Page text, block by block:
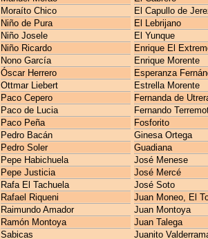
Moraíto Chico
Niño de Pura
Niño Josele
Niño Ricardo
Nono García
Óscar Herrero
Ottmar Liebert
Paco Cepero
Paco de Lucia
Paco Peña
Pedro Bacán
Pedro Soler
Pepe Habichuela
Pepe Justicia
Rafa El Tachuela
Rafael Riqueni
Raimundo Amador
Ramón Montoya
Sabicas
El Capullo de
El Lebrijano
El Yunque
Enrique El
Enrique Morente
Esperanza
Estrella Morente
Fernanda de
Fernando
Fosforito
Ginesa Ortega
Guadiana
José Menese
José Mercé
José Soto
Juan Moneo, El
Juan Montoya
Juan Talega
Juanito